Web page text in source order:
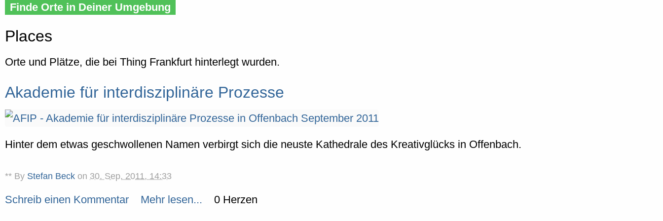
Finde Orte in Deiner Umgebung
Places
Orte und Plätze, die bei Thing Frankfurt hinterlegt wurden.
Akademie für interdisziplinäre Prozesse
Hinter dem etwas geschwollenen Namen verbirgt sich die neuste Kathedrale des Kreativglücks in Offenbach.
** By Stefan Beck on 30. Sep. 2011, 14:33
Schreib einen Kommentar Mehr lesen... 0 Herzen